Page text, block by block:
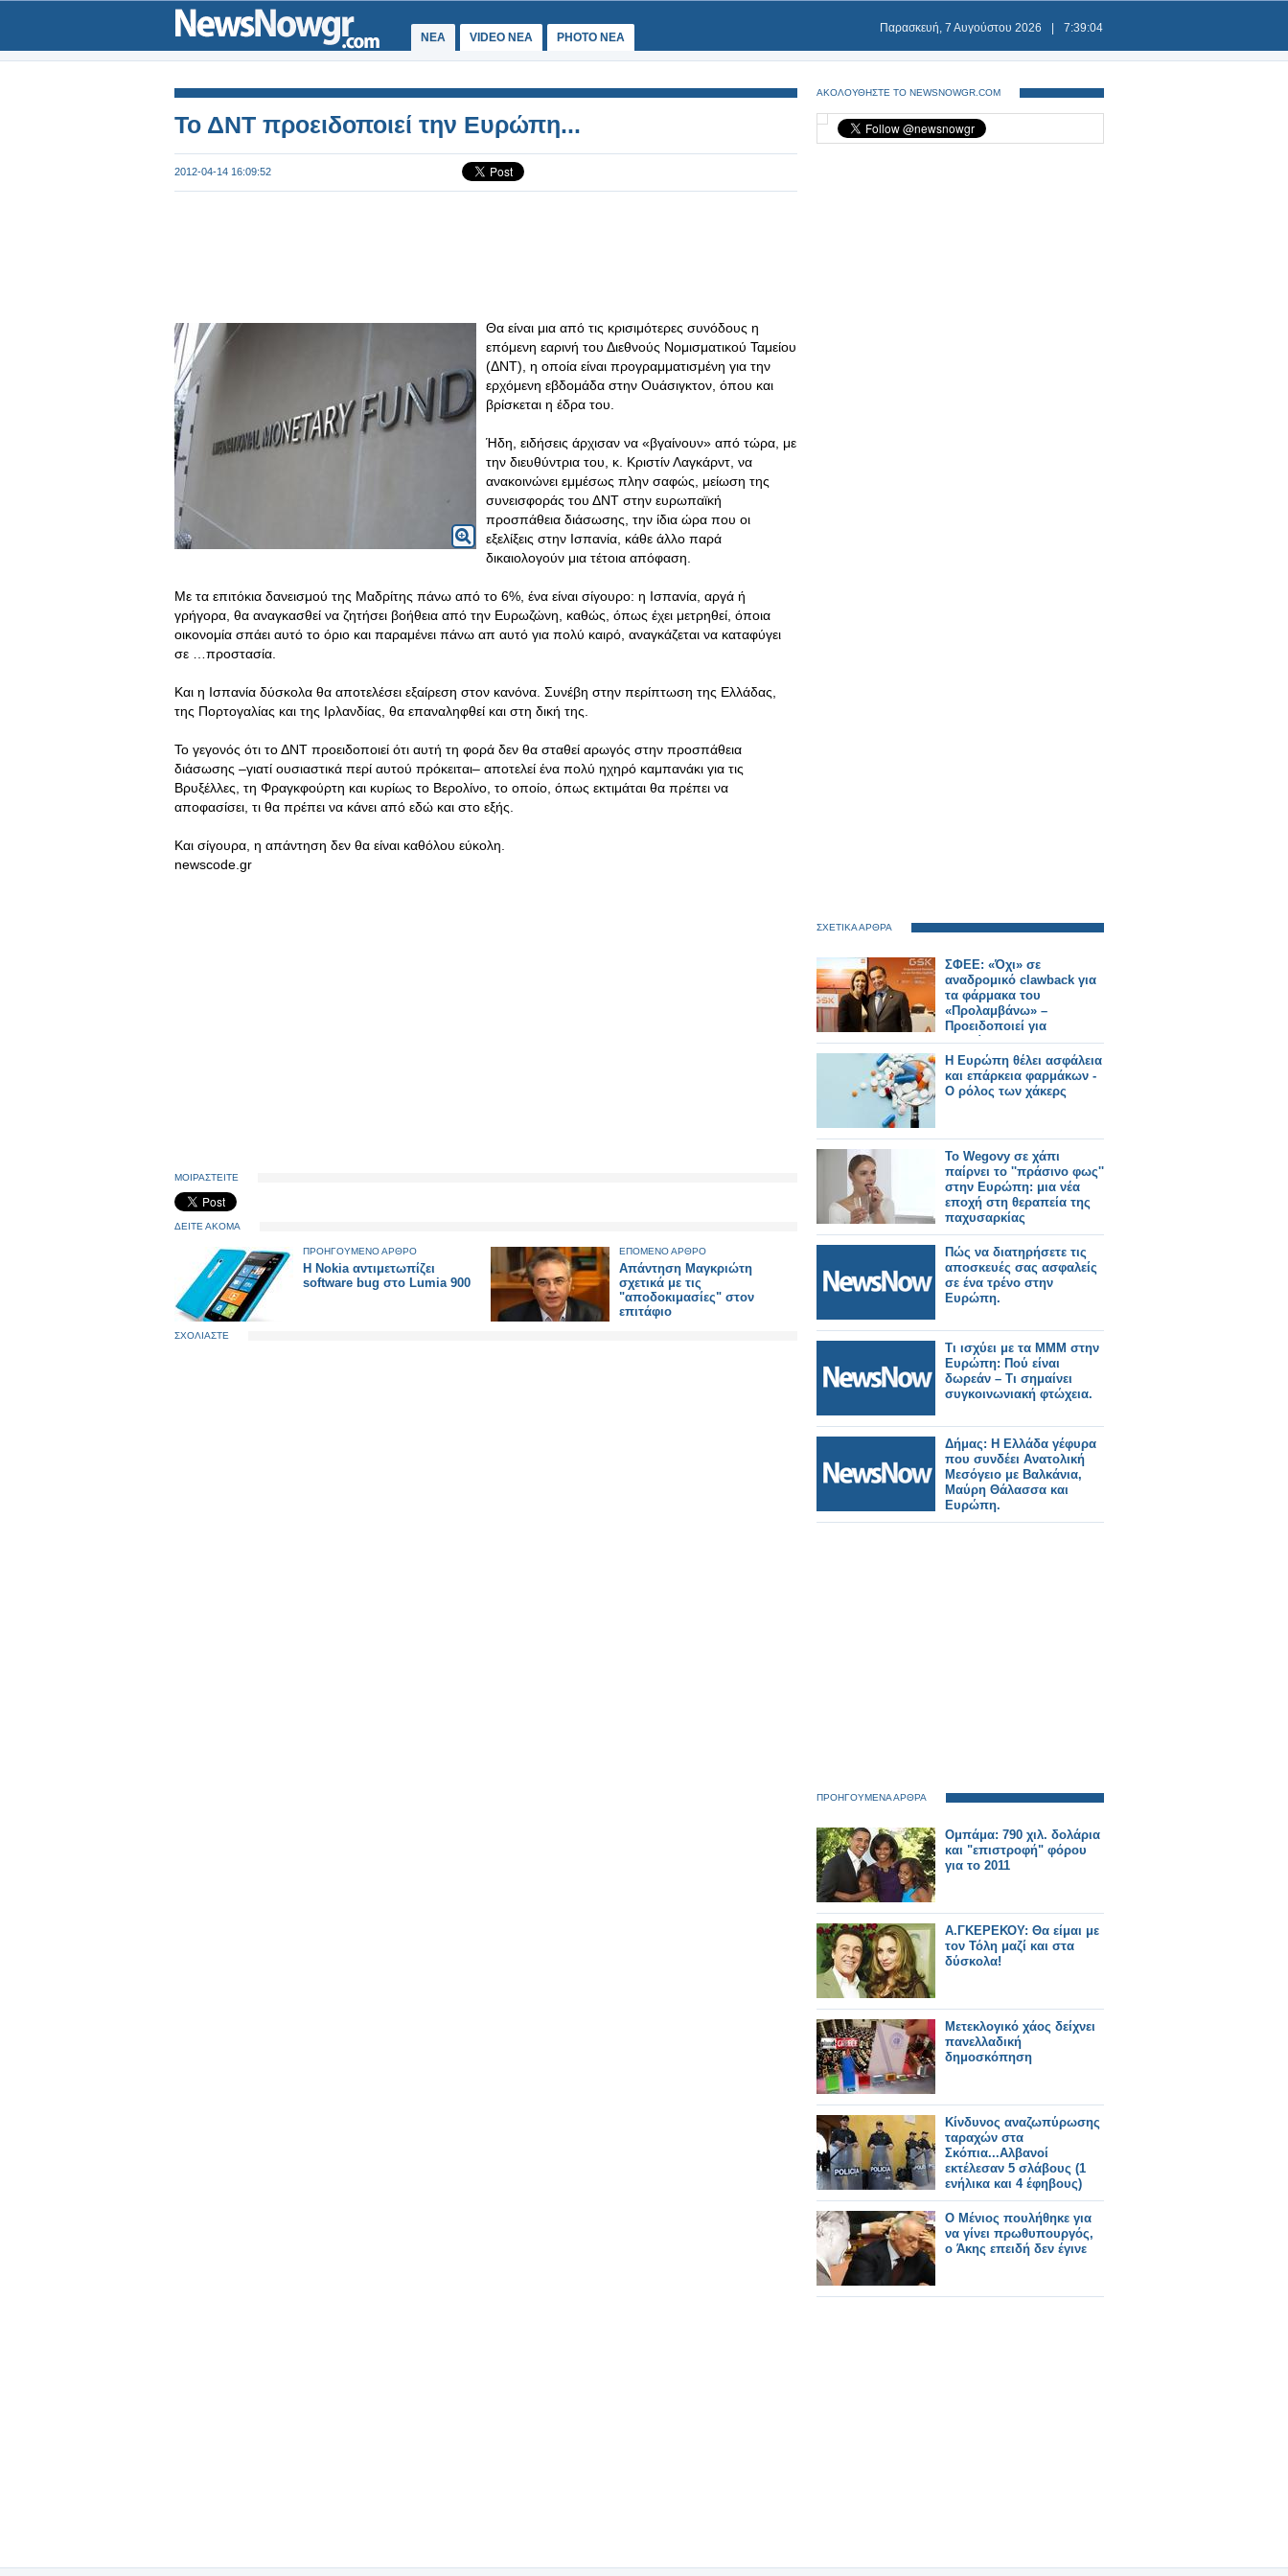
ΝΕΑ VIDEO NEA PHOTO NEA
Παρασκευή, 7 Αυγούστου 2026 7:39:05
Το ΔΝΤ προειδοποιεί την Ευρώπη...
2012-04-14 16:09:52
Θα είναι μια από τις κρισιμότερες συνόδους η
επόμενη εαρινή του Διεθνούς Νομισματικού Ταμείου
(ΔΝΤ), η οποία είναι προγραμματισμένη για την
ερχόμενη εβδομάδα στην Ουάσιγκτον, όπου και
βρίσκεται η έδρα του.
Ήδη, ειδήσεις άρχισαν να «βγαίνουν» από τώρα, με
την διευθύντρια του, κ. Κριστίν Λαγκάρντ, να
ανακοινώνει εμμέσως πλην σαφώς, μείωση της
συνεισφοράς του ΔΝΤ στην ευρωπαϊκή
προσπάθεια διάσωσης, την ίδια ώρα που οι
εξελίξεις στην Ισπανία, κάθε άλλο παρά
δικαιολογούν μια τέτοια απόφαση.
Με τα επιτόκια δανεισμού της Μαδρίτης πάνω από το 6%, ένα είναι σίγουρο: η Ισπανία, αργά ή
γρήγορα, θα αναγκασθεί να ζητήσει βοήθεια από την Ευρωζώνη, καθώς, όπως έχει μετρηθεί, όποια
οικονομία σπάει αυτό το όριο και παραμένει πάνω απ αυτό για πολύ καιρό, αναγκάζεται να καταφύγει
σε …προστασία.
Και η Ισπανία δύσκολα θα αποτελέσει εξαίρεση στον κανόνα. Συνέβη στην περίπτωση της Ελλάδας,
της Πορτογαλίας και της Ιρλανδίας, θα επαναληφθεί και στη δική της.
Το γεγονός ότι το ΔΝΤ προειδοποιεί ότι αυτή τη φορά δεν θα σταθεί αρωγός στην προσπάθεια
διάσωσης –γιατί ουσιαστικά περί αυτού πρόκειται– αποτελεί ένα πολύ ηχηρό καμπανάκι για τις
Βρυξέλλες, τη Φραγκφούρτη και κυρίως το Βερολίνο, το οποίο, όπως εκτιμάται θα πρέπει να
αποφασίσει, τι θα πρέπει να κάνει από εδώ και στο εξής.
Και σίγουρα, η απάντηση δεν θα είναι καθόλου εύκολη.
newscode.gr
ΜΟΙΡΑΣΤΕΙΤΕ
ΔΕΙΤΕ ΑΚΟΜΑ
ΠΡΟΗΓΟΥΜΕΝΟ ΑΡΘΡΟ
H Nokia αντιμετωπίζει
software bug στο Lumia 900
ΕΠΟΜΕΝΟ ΑΡΘΡΟ
Aπάντηση Μαγκριώτη
σχετικά με τις
"αποδοκιμασίες" στον
επιτάφιο
ΣΧΟΛΙΑΣΤΕ
ΑΚΟΛΟΥΘΗΣΤΕ ΤΟ NEWSNOWGR.COM
ΣΧΕΤΙΚΑ ΑΡΘΡΑ
ΣΦΕΕ: «Όχι» σε
αναδρομικό clawback για
τα φάρμακα του
«Προλαμβάνω» –
Προειδοποιεί για
«επικίνδυνο
προηγούμενο»
Η Ευρώπη θέλει ασφάλεια
και επάρκεια φαρμάκων -
Ο ρόλος των χάκερς
Το Wegovy σε χάπι
παίρνει το ''πράσινο φως''
στην Ευρώπη: μια νέα
εποχή στη θεραπεία της
παχυσαρκίας
Πώς να διατηρήσετε τις
αποσκευές σας ασφαλείς
σε ένα τρένο στην
Ευρώπη.
Τι ισχύει με τα ΜΜΜ στην
Ευρώπη: Πού είναι
δωρεάν – Tι σημαίνει
συγκοινωνιακή φτώχεια.
Δήμας: Η Ελλάδα γέφυρα
που συνδέει Ανατολική
Μεσόγειο με Βαλκάνια,
Μαύρη Θάλασσα και
Ευρώπη.
ΠΡΟΗΓΟΥΜΕΝΑ ΑΡΘΡΑ
Ομπάμα: 790 χιλ. δολάρια
και "επιστροφή" φόρου
για το 2011
Α.ΓΚΕΡΕΚΟΥ: Θα είμαι με
τον Τόλη μαζί και στα
δύσκολα!
Μετεκλογικό χάος δείχνει
πανελλαδική
δημοσκόπηση
Κίνδυνος αναζωπύρωσης
ταραχών στα
Σκόπια...Αλβανοί
εκτέλεσαν 5 σλάβους (1
ενήλικα και 4 έφηβους)
Ο Μένιος πουλήθηκε για
να γίνει πρωθυπουργός,
ο Άκης επειδή δεν έγινε